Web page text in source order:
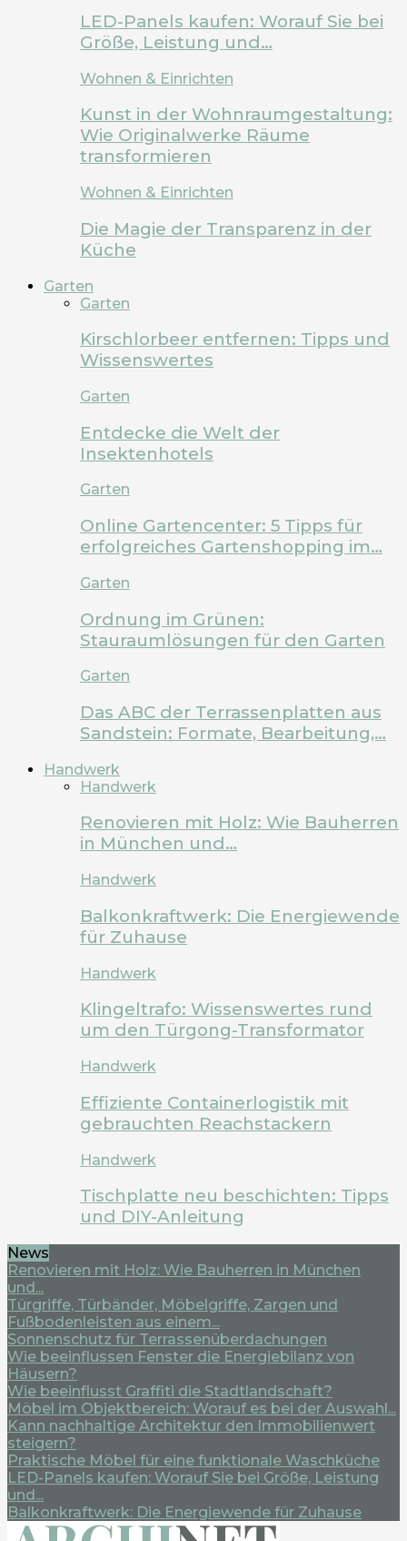
LED-Panels kaufen: Worauf Sie bei
Größe, Leistung und…
Wohnen & Einrichten
Kunst in der Wohnraumgestaltung:
Wie Originalwerke Räume
transformieren
Wohnen & Einrichten
Die Magie der Transparenz in der
Küche
Garten
Garten
Kirschlorbeer entfernen: Tipps und
Wissenswertes
Garten
Entdecke die Welt der
Insektenhotels
Garten
Online Gartencenter: 5 Tipps für
erfolgreiches Gartenshopping im…
Garten
Ordnung im Grünen:
Stauraumlösungen für den Garten
Garten
Das ABC der Terrassenplatten aus
Sandstein: Formate, Bearbeitung,…
Handwerk
Handwerk
Renovieren mit Holz: Wie Bauherren
in München und…
Handwerk
Balkonkraftwerk: Die Energiewende
für Zuhause
Handwerk
Klingeltrafo: Wissenswertes rund
um den Türgong-Transformator
Handwerk
Effiziente Containerlogistik mit
gebrauchten Reachstackern
Handwerk
Tischplatte neu beschichten: Tipps
und DIY-Anleitung
News
Renovieren mit Holz: Wie Bauherren in München
und...
Türgriffe, Türbänder, Möbelgriffe, Zargen und
Fußbodenleisten aus einem...
Sonnenschutz für Terrassenüberdachungen
Wie beeinflussen Fenster die Energiebilanz von
Häusern?
Wie beeinflusst Graffiti die Stadtlandschaft?
Möbel im Objektbereich: Worauf es bei der Auswahl...
Kann nachhaltige Architektur den Immobilienwert
steigern?
Praktische Möbel für eine funktionale Waschküche
LED-Panels kaufen: Worauf Sie bei Größe, Leistung
und...
Balkonkraftwerk: Die Energiewende für Zuhause